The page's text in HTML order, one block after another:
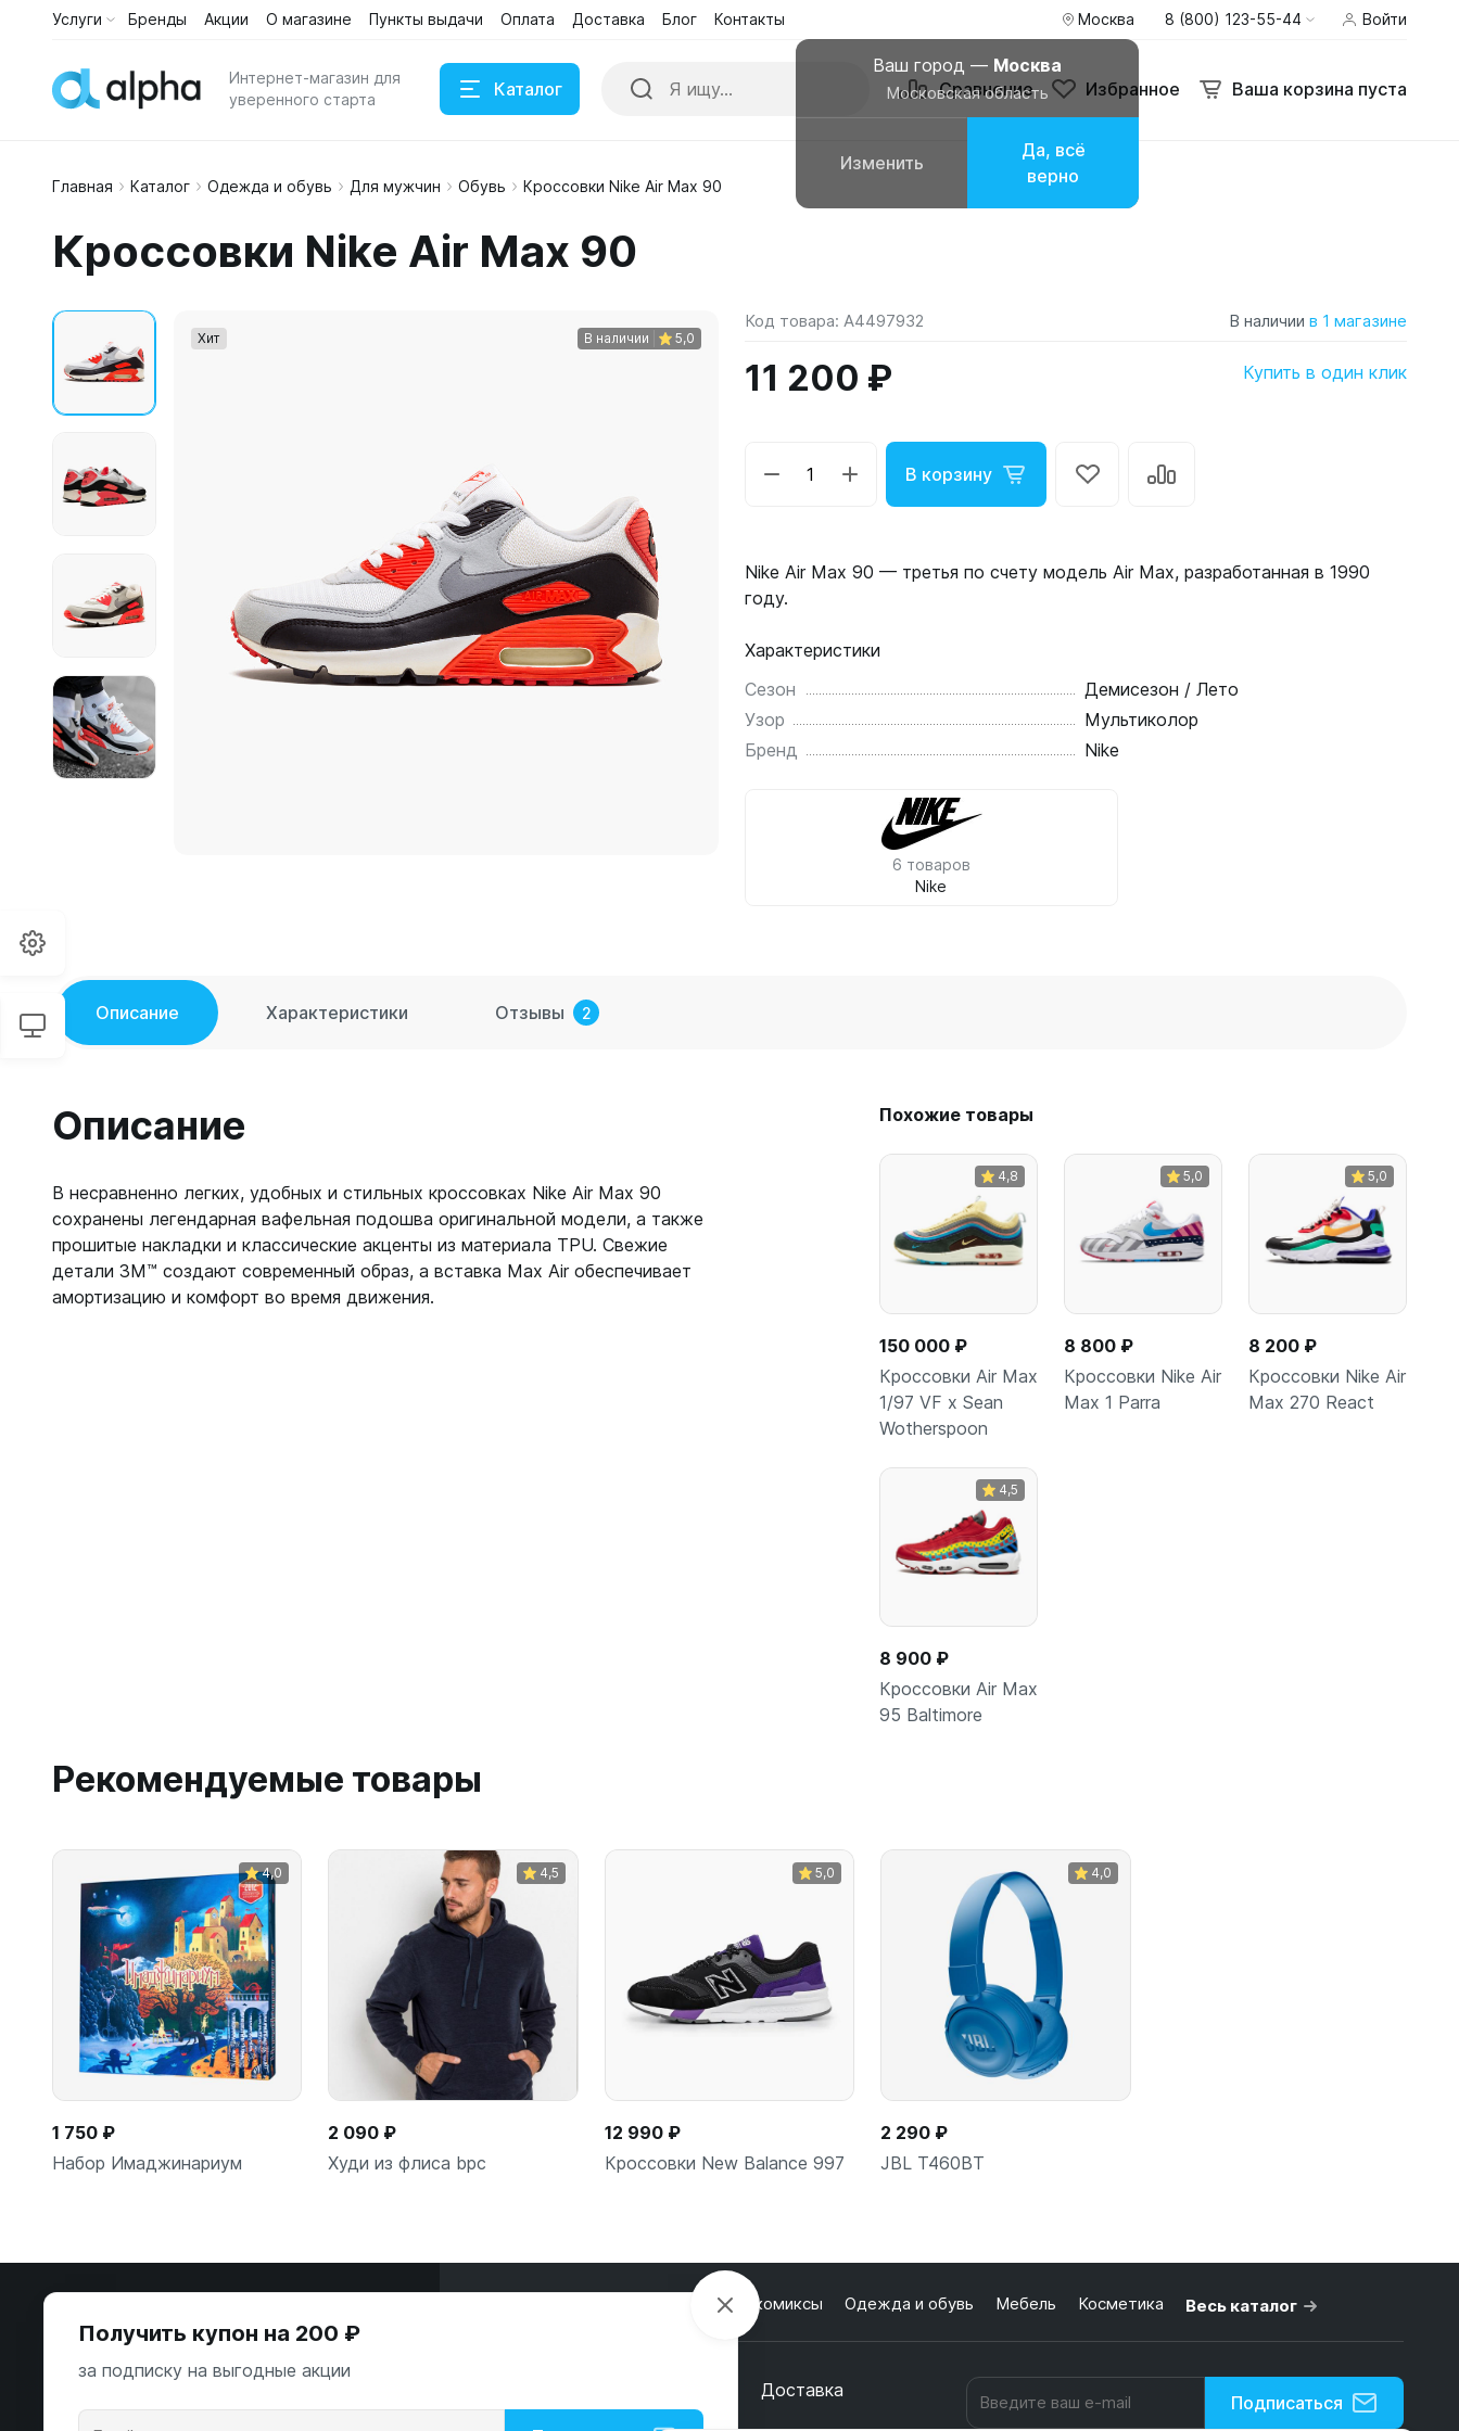
Услуги Бренды Акции О магазине Пункты выдачи Оплата Доставка Блог Контакты Москва
Ваш город — Москва
Московская область
Изменить
Да, всё
верно
8 (800) 123-55-44 Войти
Интернет-магазин для
уверенного старта
Каталог Сравнение Избранное Ваша корзина пуста
Наушники
Портативные колонки
Главная Каталог Одежда и обувь Для мужчин Обувь Кроссовки Nike Air Max 90
Кроссовки Nike Air Max 90
Хит В наличии 5,0
Код товара: A4497932 В наличии в 1 магазине
11 200 ₽ Купить в один клик
В корзину
Nike Air Max 90 — третья по счету модель Air Max, разработанная в 1990
году.
Характеристики
Сезон
Демисезон / Лето
Узор
Мультиколор
Бренд
Nike
6 товаров
Nike
Описание Характеристики Отзывы 2
Описание
В несравненно легких, удобных и стильных кроссовках Nike Air Max 90
сохранены легендарная вафельная подошва оригинальной модели, а также
прошитые накладки и классические акценты из материала TPU. Свежие
детали 3M™ создают современный образ, а вставка Max Air обеспечивает
амортизацию и комфорт во время движения.
Похожие товары
4,8
В корзину
150 000 ₽
Кроссовки Air Max
1/97 VF x Sean
Wotherspoon
5,0
8 800 ₽
Кроссовки Nike Air
Max 1 Parra
5,0
8 200 ₽
Кроссовки Nike Air
Max 270 React
4,5
8 900 ₽
Кроссовки Air Max
95 Baltimore
Рекомендуемые товары
4,0
1 750 ₽
Набор Имаджинариум
4,5
2 090 ₽
Худи из флиса bpc
5,0
В корзину
12 990 ₽
Кроссовки New Balance 997
4,0
В корзину
2 290 ₽
JBL T460BT
защищены
Настольные игры и комиксы Одежда и обувь Мебель Косметика Весь каталог
Доставка
Подписаться
Получить купон на 200 ₽
за подписку на выгодные акции